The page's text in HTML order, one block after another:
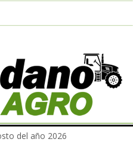
del año 2026